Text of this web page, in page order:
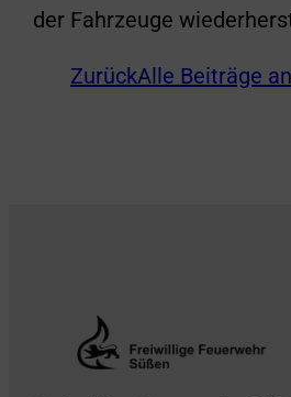
der Fahrzeuge
ZurückAlle Beiträge